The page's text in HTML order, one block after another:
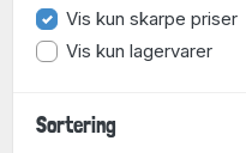
Vis kun skarpe priser
Vis kun lagervarer
Sortering